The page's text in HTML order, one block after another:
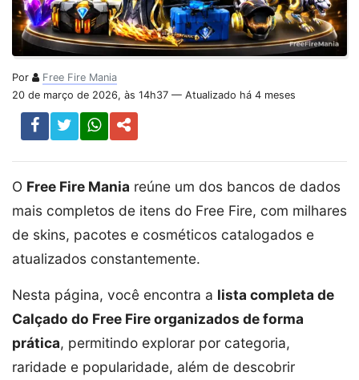
Por
Free Fire Mania
20 de março de 2026, às 14h37 — Atualizado há 4 meses
O Free Fire Mania reúne um dos bancos de dados
mais completos de itens do Free Fire, com milhares
de skins, pacotes e cosméticos catalogados e
atualizados constantemente.
Nesta página, você encontra a lista completa de
Calçado do Free Fire organizados de forma
prática, permitindo explorar por categoria,
raridade e popularidade, além de descobrir